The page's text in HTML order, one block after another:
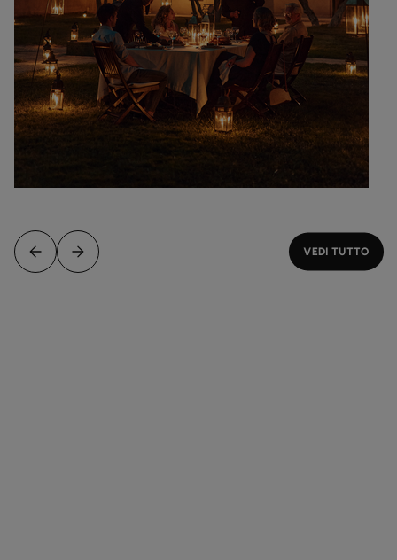
VEDI TUTTO